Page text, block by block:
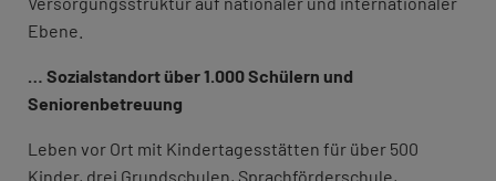
Ebene.
… Sozialstandort über 1.000 Schülern und
Seniorenbetreuung
Leben vor Ort mit Kindertagesstätten für über 500
Kinder, drei Grundschulen, Sprachförderschule,